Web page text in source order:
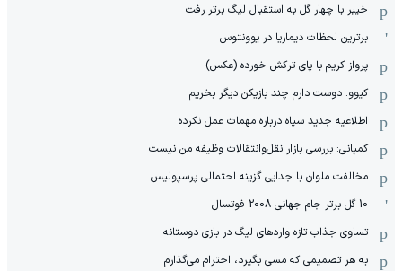
خیبر با چهار گل به استقبال لیگ برتر رفت
برترین لحظات دیماریا در یوونتوس
پرواز کریم با پای ترکش خورده (عکس)
کیوو: دوست دارم چند بازیکن دیگر بخریم
اطلاعیه جدید سپاه درباره مهمات عمل نکرده
کمپانی: بررسی بازار نقل‌وانتقالات وظیفه من نیست
مخالفت ملوان با جدایی گزینه احتمالی پرسپولیس
10 گل برتر جام جهانی 2008 فوتسال
تساوی جذاب تازه واردهای لیگ در بازی دوستانه
به هر تصمیمی که مسی بگیرد، احترام می‌گذارم